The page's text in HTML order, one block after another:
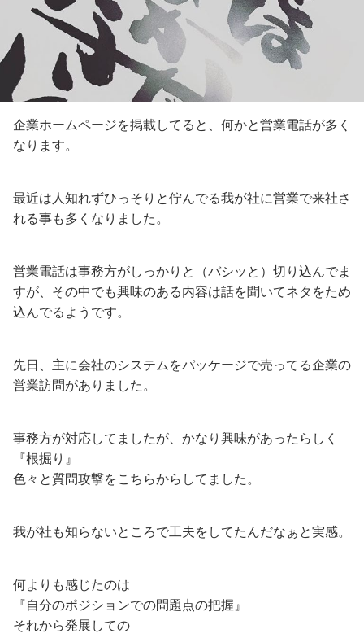
企業ホームページを掲載してると、何かと営業電話が多く
なります。
最近は人知れずひっそりと佇んでる我が社に営業で来社さ
れる事も多くなりました。
営業電話は事務方がしっかりと（バシッと）切り込んでま
すが、その中でも興味のある内容は話を聞いてネタをため
込んでるようです。
先日、主に会社のシステムをパッケージで売ってる企業の
営業訪問がありました。
事務方が対応してましたが、かなり興味があったらしく
『根掘り』
色々と質問攻撃をこちらからしてました。
我が社も知らないところで工夫をしてたんだなぁと実感。
何よりも感じたのは
『自分のポジションでの問題点の把握』
それから発展しての